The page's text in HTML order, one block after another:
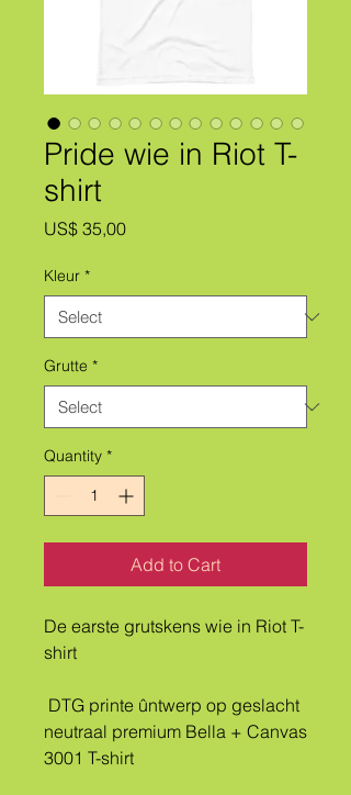
Pride wie in Riot T-
shirt
US$ 35,00Price
Kleur *
Grutte *
Quantity *
Add to Cart
De earste grutskens wie in Riot T-
shirt
neutraal premium Bella + Canvas
3001 T-shirt